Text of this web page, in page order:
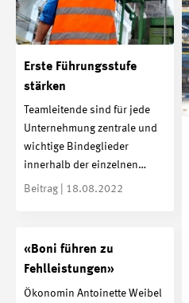
Erste Führungsstufe
stärken
Teamleitende sind für jede
Unternehmung zentrale und
wichtige Bindeglieder
innerhalb der einzelnen…
Beitrag | 18.08.2022
«Boni führen zu
Fehlleistungen»
Ökonomin Antoinette Weibel